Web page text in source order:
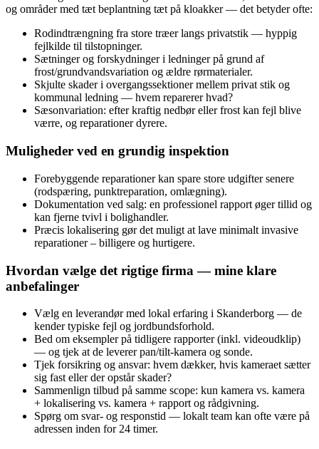
og områder med tæt beplantning tæt på kloakker — det betyder ofte:
Rodindtrængning fra store træer langs privatstik — hyppig
fejlkilde til tilstopninger.
Sætninger og forskydninger i ledninger på grund af
frost/grundvandsvariation og ældre rørmaterialer.
Skjulte skader i overgangssektioner mellem privat stik og
kommunal ledning — hvem reparerer hvad?
Sæsonvariation: efter kraftig nedbør eller frost kan fejl blive
værre, og reparationer dyrere.
Muligheder ved en grundig inspektion
Forebyggende reparationer kan spare store udgifter senere
(rodspæring, punktreparation, omlægning).
Dokumentation ved salg: en professionel rapport øger tillid og
kan fjerne tvivl i bolighandler.
Præcis lokalisering gør det muligt at lave minimalt invasive
reparationer – billigere og hurtigere.
Hvordan vælge det rigtige firma — mine klare
anbefalinger
Vælg en leverandør med lokal erfaring i Skanderborg — de
kender typiske fejl og jordbundsforhold.
Bed om eksempler på tidligere rapporter (inkl. videoudklip)
— og tjek at de leverer pan/tilt‑kamera og sonde.
Tjek forsikring og ansvar: hvem dækker, hvis kameraet sætter
sig fast eller der opstår skader?
Sammenlign tilbud på samme scope: kun kamera vs. kamera
+ lokalisering vs. kamera + rapport og rådgivning.
Spørg om svar‑ og responstid — lokalt team kan ofte være på
adressen inden for 24 timer.